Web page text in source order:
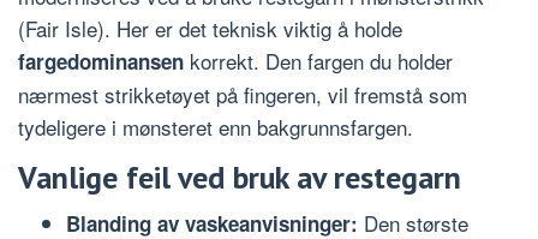
(Fair Isle). Her er det teknisk viktig å holde
fargedominansen korrekt. Den fargen du holder
nærmest strikketøyet på fingeren, vil fremstå som
tydeligere i mønsteret enn bakgrunnsfargen.
Vanlige feil ved bruk av restegarn
Blanding av vaskeanvisninger: Den største